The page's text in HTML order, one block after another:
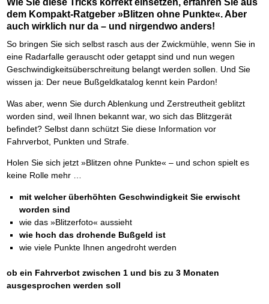
dem Kompakt-Ratgeber »Blitzen ohne Punkte«. Aber
auch wirklich nur da – und nirgendwo anders!
So bringen Sie sich selbst rasch aus der Zwickmühle, wenn Sie in
eine Radarfalle gerauscht oder getappt sind und nun wegen
Geschwindigkeitsüberschreitung belangt werden sollen. Und Sie
wissen ja: Der neue Bußgeldkatalog kennt kein Pardon!
Was aber, wenn Sie durch Ablenkung und Zerstreutheit geblitzt
worden sind, weil Ihnen bekannt war, wo sich das Blitzgerät
befindet? Selbst dann schützt Sie diese Information vor
Fahrverbot, Punkten und Strafe.
Holen Sie sich jetzt »Blitzen ohne Punkte« – und schon spielt es
keine Rolle mehr …
mit welcher überhöhten Geschwindigkeit Sie erwischt
worden sind
wie das »Blitzerfoto« aussieht
wie hoch das drohende Bußgeld ist
wie viele Punkte Ihnen angedroht werden
ob ein Fahrverbot zwischen 1 und bis zu 3 Monaten
ausgesprochen werden soll